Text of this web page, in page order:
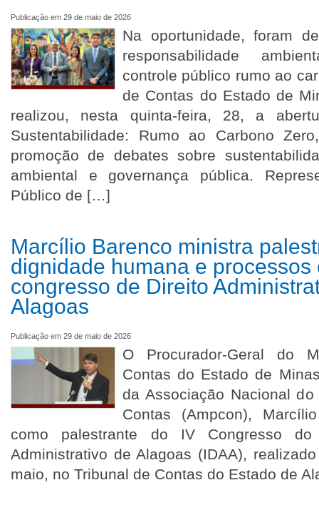
Publicação em 29 de maio de 2026
Na oportunidade, foram
responsabilidade
controle público rumo ao
de Contas do Estado de
realizou, nesta quinta-feira, 28, a
Sustentabilidade: Rumo ao Carbono
promoção de debates sobre
ambiental e governança pública.
Público de […]
Marcílio Barenco ministra
dignidade humana e processos
congresso de Direito
Alagoas
Publicação em 29 de maio de 2026
O Procurador-Geral do
Contas do Estado de
da Associação Nacional
Contas (Ampcon),
como palestrante do IV Congresso
Administrativo de Alagoas (IDAA),
maio, no Tribunal de Contas do Estado de